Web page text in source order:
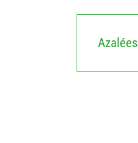
Azalées